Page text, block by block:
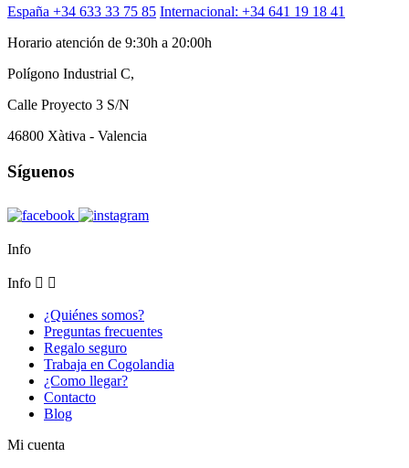
España +34 633 33 75 85 Internacional: +34 641 19 18 41
Horario atención de 9:30h a 20:00h
Polígono Industrial C,
Calle Proyecto 3 S/N
46800 Xàtiva - Valencia
Síguenos
Info
Info  
¿Quiénes somos?
Preguntas frecuentes
Regalo seguro
Trabaja en Cogolandia
¿Como llegar?
Contacto
Blog
Mi cuenta